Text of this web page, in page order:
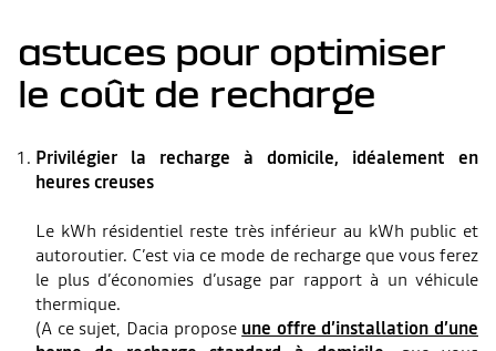
astuces pour optimiser
le coût de recharge
Privilégier la recharge à domicile, idéalement en
heures creuses
Le kWh résidentiel reste très inférieur au kWh public et
autoroutier. C’est via ce mode de recharge que vous ferez
le plus d’économies d’usage par rapport à un véhicule
thermique.
(A ce sujet, Dacia propose une offre d’installation d’une